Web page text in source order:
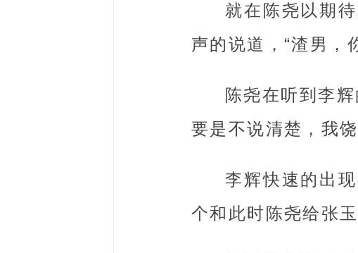
就在陈尧以期
声的说道，“渣男，
陈尧在听到李
要是不说清楚，我
李辉快速的出
个和此时陈尧给张